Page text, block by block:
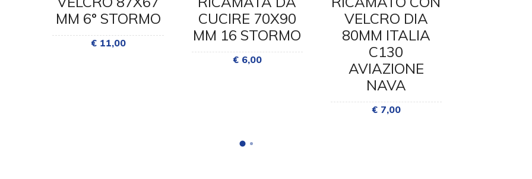
MM 6° STORMO
€ 11,00
CUCIRE 70X90
MM 16 STORMO
€ 6,00
VELCRO DIA
80MM ITALIA
C130
AVIAZIONE
NAVA
€ 7,00